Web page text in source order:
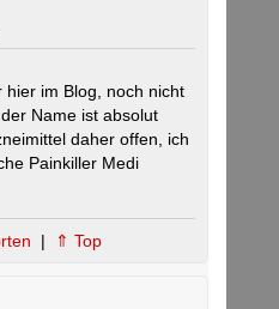
hier im Blog, noch nicht
Name ist absolut
daher offen, ich
Painkiller Medi
| ⇑ Top